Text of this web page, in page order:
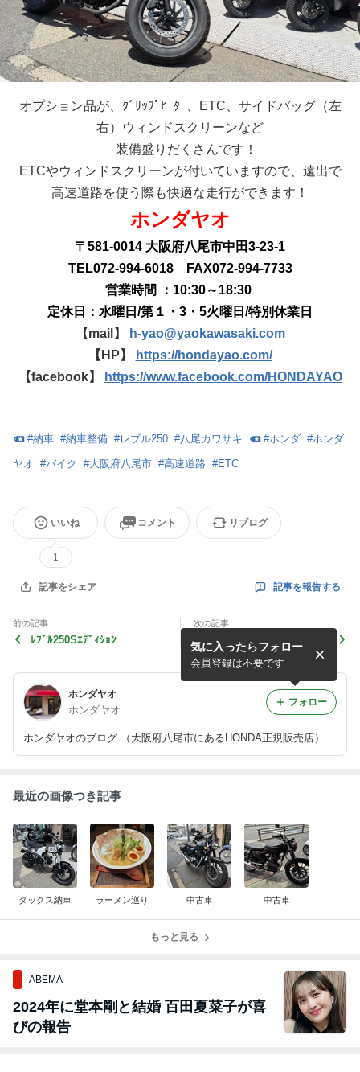
オプション品が、ｸﾞﾘｯﾌﾟﾋｰﾀｰ、ETC、サイドバッグ（左
右）ウィンドスクリーンなど
装備盛りだくさんです！
ETCやウィンドスクリーンが付いていますので、遠出で
高速道路を使う際も快適な走行ができます！
ホンダヤオ
〒581-0014 大阪府八尾市中田3-23-1
TEL072-994-6018 FAX072-994-7733
営業時間 ：10:30～18:30
定休日：水曜日/第１・3・5火曜日/特別休業日
【mail】
h-yao@yaokawasaki.com
【HP】
https://hondayao.com/
【facebook】
https://www.facebook.com/HONDAYAO
#納車 #納車整備 #レブル250 #八尾カワサキ #ホンダ #ホンダ
ヤオ #バイク #大阪府八尾市 #高速道路 #ETC
いいね
1
コメント リブログ
記事をシェア 記事を報告する
前の記事
ﾚﾌﾞﾙ250Sｴﾃﾞｨｼｮﾝ
次の記事
ホンダヤオ
ホンダヤオ
ホンダヤオのブログ （大阪府八尾市にあるHONDA正規販売店）
気に入ったらフォロー
会員登録は不要です
フォロー
最近の画像つき記事
ダックス納車 ラーメン巡り 中古車 中古車
もっと見る
ABEMA
2024年に堂本剛と結婚 百田夏菜子が喜
びの報告